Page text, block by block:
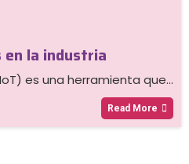
la industria
es una herramienta que…
Read More